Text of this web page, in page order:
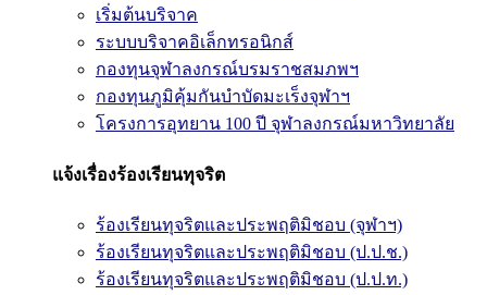
เริ่มต้นบริจาค
ระบบบริจาคอิเล็กทรอนิกส์
กองทุนจุฬาลงกรณ์บรมราชสมภพฯ
กองทุนภูมิคุ้มกันบำบัดมะเร็งจุฬาฯ
โครงการอุทยาน 100 ปี จุฬาลงกรณ์มหาวิทยาลัย
แจ้งเรื่องร้องเรียนทุจริต
ร้องเรียนทุจริตและประพฤติมิชอบ (จุฬาฯ)
ร้องเรียนทุจริตและประพฤติมิชอบ (ป.ป.ช.)
ร้องเรียนทุจริตและประพฤติมิชอบ (ป.ป.ท.)